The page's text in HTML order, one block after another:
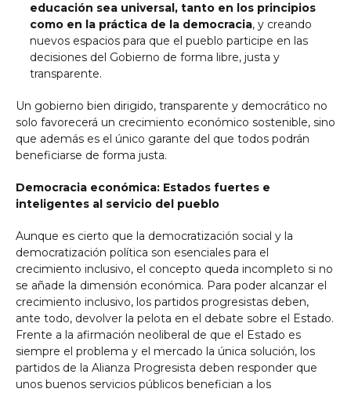
educación sea universal, tanto en los principios
como en la práctica de la democracia, y creando
nuevos espacios para que el pueblo participe en las
decisiones del Gobierno de forma libre, justa y
transparente.
Un gobierno bien dirigido, transparente y democrático no
solo favorecerá un crecimiento económico sostenible, sino
que además es el único garante del que todos podrán
beneficiarse de forma justa.
Democracia económica: Estados fuertes e
inteligentes al servicio del pueblo
Aunque es cierto que la democratización social y la
democratización política son esenciales para el
crecimiento inclusivo, el concepto queda incompleto si no
se añade la dimensión económica. Para poder alcanzar el
crecimiento inclusivo, los partidos progresistas deben,
ante todo, devolver la pelota en el debate sobre el Estado.
Frente a la afirmación neoliberal de que el Estado es
siempre el problema y el mercado la única solución, los
partidos de la Alianza Progresista deben responder que
unos buenos servicios públicos benefician a los